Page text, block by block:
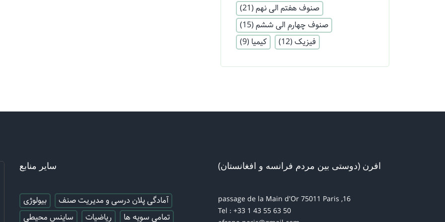
صنوف هفتم الی نهم (21)
صنوف چهارم الی ششم (15)
فیزیک (12) کیمیا (9)
افرن (دوستی بین مردم فرانسه و افغانستان)
16, passage de la Main d'Or 75011 Paris
Tel : +33 1 43 55 63 50
سایر منابع
آمادگی پلان درسی و مدیریت صنف
بیولوژی
تمامی سویه ها
ریاضیات ساینس محیطی